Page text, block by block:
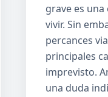
grave es
vivir. Sin
percances
principales
imprevisto.
una duda